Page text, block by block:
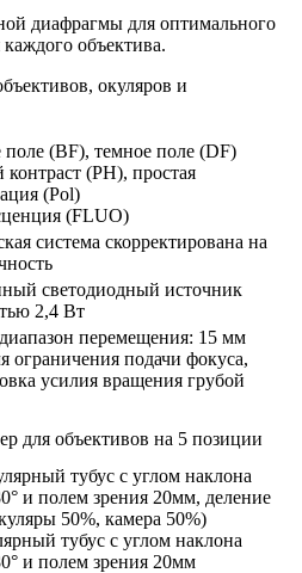
диафрагмы для оптимального
объектива.
окуляров и
поле (BF), темное поле (DF)
контраст (PH), простая
(Pol)
(FLUO)
система скорректирована на
светодиодный источник
2,4 Вт
перемещения: 15 мм
ограничения подачи фокуса,
усилия вращения грубой
для объективов на 5 позиции
тубус с углом наклона
и полем зрения 20мм, деление
50%, камера 50%)
тубус с углом наклона
и полем зрения 20мм